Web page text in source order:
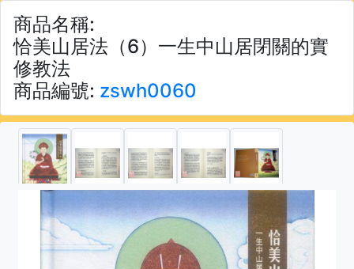
商品名稱:
恰美山居法（6）一生中山居閉關的實
修教法
商品編號: zswh0060